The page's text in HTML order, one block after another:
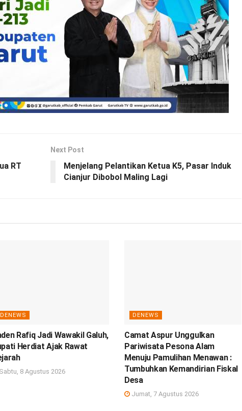
RT
Next Post
Menjelang Pelantikan Ketua K5, Pasar Induk
Cianjur Dibobol Maling Lagi
DENEWS
Rafiq Jadi Wawakil Galuh,
Herdiat Ajak Rawat
8 Agustus 2026
DENEWS
Camat Aspur Unggulkan
Pariwisata Pesona Alam
Menuju Pamulihan Menawan :
Tumbuhkan Kemandirian Fiskal
Desa
Jumat, 7 Agustus 2026